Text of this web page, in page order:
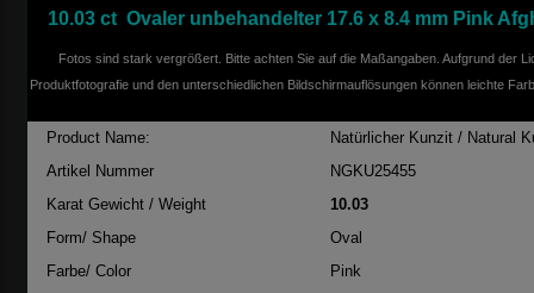
10.03 ct Ovaler unbehandelter 17.6 x 8.4 mm Pink
Fotos sind stark vergrößert. Bitte achten Sie auf die Maßangaben. Aufgrund der
Produktfotografie und den unterschiedlichen Bildschirmauflösungen können leichte
Product Name:
Natürlicher Kunzit / Natural
Artikel Nummer
NGKU25455
Karat Gewicht / Weight
10.03
Form/ Shape
Oval
Farbe/ Color
Pink